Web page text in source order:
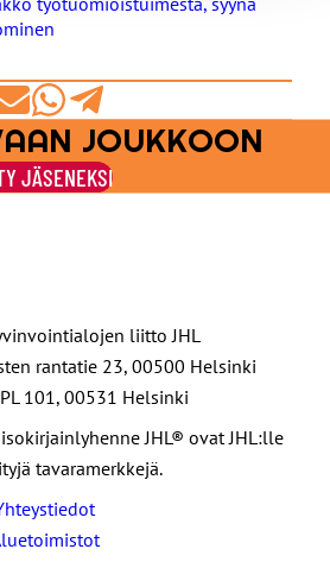
Jaa
WhatsAppilla
Jaa
Telegramilla
JOUKKOON
JÄSENEKSI
liitto JHL
rantatie 23, 00500 Helsinki
101, 00531 Helsinki
JHL® ovat JHL:lle
tavaramerkkejä.